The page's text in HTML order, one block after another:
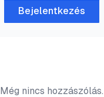
Bejelentkezés
Még nincs hozzászólás.